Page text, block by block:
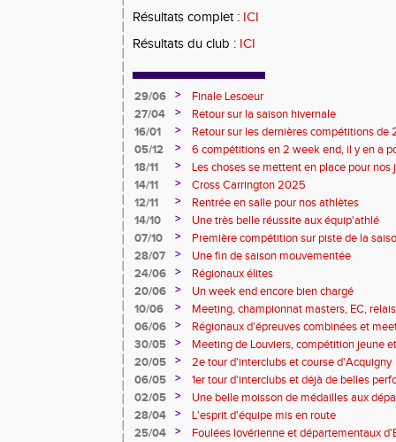
Résultats complet : ICI
Résultats du club : ICI
29/06 >
Finale Lesoeur
27/04
>
Retour sur la saison hivernale
16/01
>
Retour sur les dernières compétitions de
premières de 2026
05/12 >
6 compétitions en 2 week end, il y en a
18/11
>
Les choses se mettent en place pour nos
14/11
>
Cross Carrington 2025
12/11
>
Rentrée en salle pour nos athlètes
14/10
>
Une très belle réussite aux équip'athlé
07/10
>
Première compétition sur piste de la
28/07
>
Une fin de saison mouvementée
24/06
>
Régionaux élites
20/06
>
Un week end encore bien chargé
10/06
>
Meeting, championnat masters, EC,
06/06
>
Régionaux d'épreuves combinées et
30/05
>
Meeting de Louviers, compétition jeune
20/05
>
2e tour d'interclubs et course d'Acquigny
06/05
>
1er tour d'interclubs et déjà de belles
02/05
>
Une belle moisson de médailles aux
foulées pintervillaises)
28/04 >
L'esprit d'équipe mis en route
25/04
> Foulées lovérienne et départementaux